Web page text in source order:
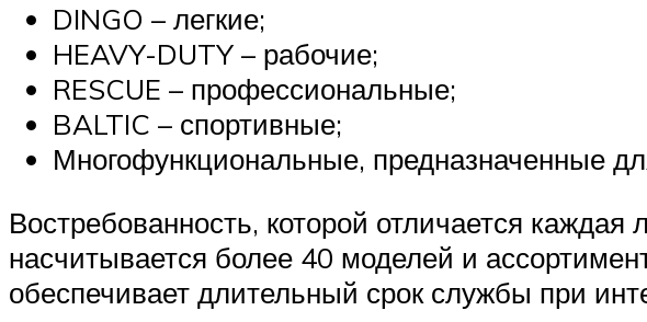
DINGO – легкие;
HEAVY-DUTY – рабочие;
RESCUE – профессиональные;
BALTIC – спортивные;
Многофункциональные, предназначенные
Востребованность, которой отличается
насчитывается более 40 моделей и
обеспечивает длительный срок службы при